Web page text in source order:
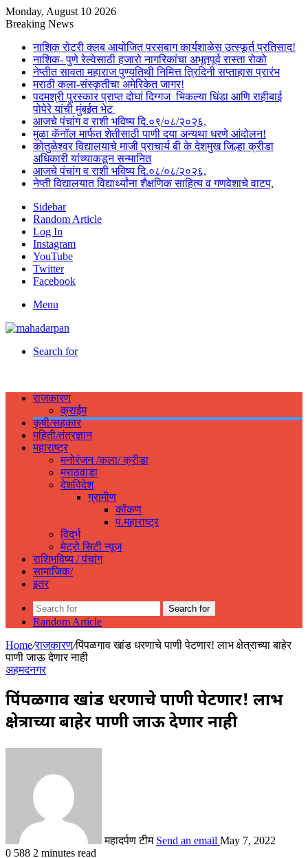
Monday, August 10 2026
Breaking News
नाशिक रोटरी क्लब आयोजित परसबाग कार्यशाळेस उत्स्फूर्त प्रतिसाद!
नाशिक- पुणे रेल्वेसाठी हजारो नागरिकांचा अभूतपूर्व रास्ता रोको
नेप्तीत सावता महाराज पुण्यतिथी निमित्त त्रिदिनी सप्ताहास प्रारंभ
मराठी कला-संस्कृतीचा अमेरिकेत जागर!
पदमश्री पुरस्कार प्राप्त दोघां दिग्गज भिकल्या धिंडा आणि राहीबाई
पोपेरे यांची मुंबईत भेट
आजचे पंचांग व राशी भविष्य दि.०९/०८/२०२६,
मुळा कॅनॉल मार्फत शेतीसाठी पाणी दया अन्यथा धरणे आंदोलन!
कोतुळेश्वर विद्यालयाचे माजी प्राचार्य बी के देशमुख जिल्हा क्रीडा
अधिकारी यांच्याकडून सन्मानित
आजचे पंचांग व राशी भविष्य दि.०८/०८/२०२६,
नेप्ती विद्यालयात विद्यार्थ्यांना शैक्षणिक साहित्य व गणवेशाचे वाटप,
Sidebar
Random Article
Log In
Instagram
YouTube
Twitter
Facebook
Menu
Search for
राजकारण
क्राईम
कृषी/सहकार
महिती/तंत्रज्ञान
महाराष्ट्र
मनोरंजन /कला/ क्रीडा
मराठवाडा
देशविदेश
ग्रामीण
कोंकण
प.महाराष्ट्र
विदर्भ
मेट्रो सिटी न्यूज
राशिभविष्य / पंचांग
सामाजिक/
इतर
Search for
Random Article
Home/राजकारण/पिंपळगाव खांड धरणाचे पाणी पेटणार! लाभ क्षेत्राच्या बाहेर
पाणी जाऊ देणार नाही
अहमदनगर
पिंपळगाव खांड धरणाचे पाणी पेटणार! लाभ
क्षेत्राच्या बाहेर पाणी जाऊ देणार नाही
महादर्पण टीम Send an email May 7, 2022
0 588 2 minutes read